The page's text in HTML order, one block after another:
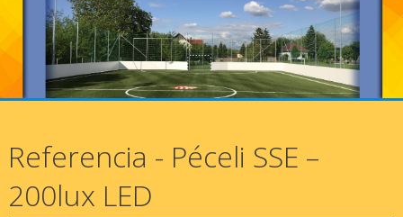
Referencia - Péceli SSE –
200lux LED